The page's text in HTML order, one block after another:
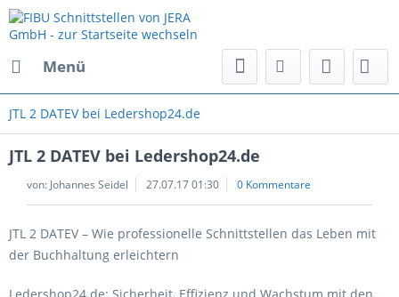
Menü
JTL 2 DATEV bei Ledershop24.de
JTL 2 DATEV bei Ledershop24.de
von: Johannes Seidel 27.07.17 01:30 0 Kommentare
JTL 2 DATEV – Wie professionelle Schnittstellen das Leben mit
der Buchhaltung erleichtern